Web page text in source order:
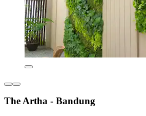
The Artha - Bandung